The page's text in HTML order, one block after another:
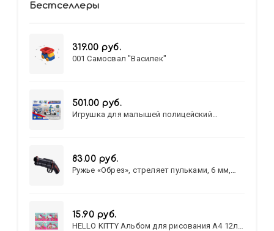
Бестселлеры
319.00 руб.
001 Самосвал "Василек"
501.00 руб.
Игрушка для малышей полицейский
83.00 руб.
Ружье «Обрез», стреляет пульками, 6 мм,
15.90 руб.
HELLO KITTY Альбом для рисования А4 12л.